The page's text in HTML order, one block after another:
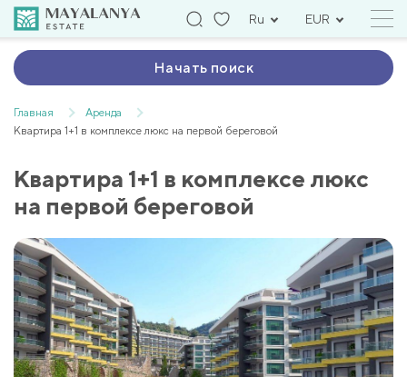
Ru EUR
Начать поиск
Главная
Аренда
Квартира 1+1 в комплексе люкс на первой береговой
Квартира 1+1 в комплексе люкс
на первой береговой